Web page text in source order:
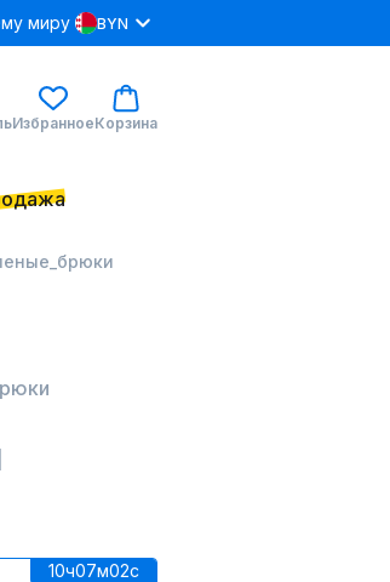
миру BYN
ИзбранноеКорзина
10ч07м02c